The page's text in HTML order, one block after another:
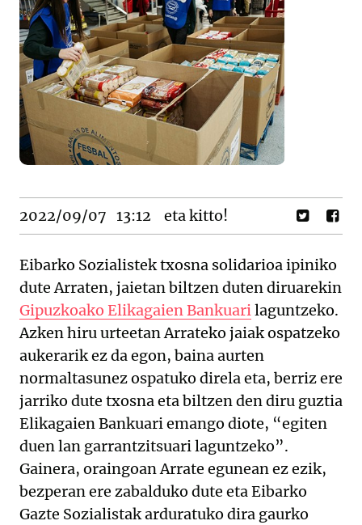
2022/09/07 13:12 eta kitto!
Eibarko Sozialistek txosna solidarioa ipiniko
dute Arraten, jaietan biltzen duten diruarekin
Gipuzkoako Elikagaien Bankuarilaguntzeko.
Azken hiru urteetan Arrateko jaiak ospatzeko
aukerarik ez da egon, baina aurten
normaltasunez ospatuko direla eta, berriz ere
jarriko dute txosna eta biltzen den diru guztia
Elikagaien Bankuari emango diote, “egiten
duen lan garrantzitsuari laguntzeko”.
Gainera, oraingoan Arrate egunean ez ezik,
bezperan ere zabalduko dute eta Eibarko
Gazte Sozialistak arduratuko dira gaurko